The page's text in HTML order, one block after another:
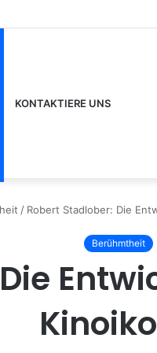
für Anfänger
KONTAKTIERE UNS
/ Robert Stadlober: Die
Berühmtheit